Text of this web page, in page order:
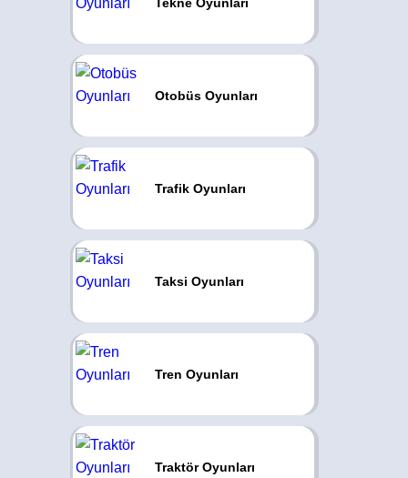
Otobüs Oyunları
Trafik Oyunları
Taksi Oyunları
Tren Oyunları
Traktör Oyunları